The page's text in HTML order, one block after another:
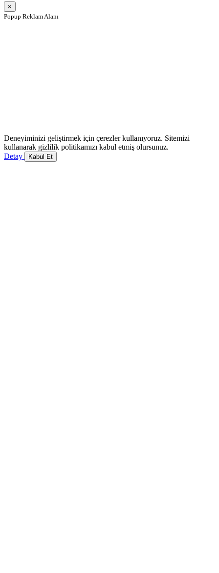
×
Popup Reklam Alanı
Deneyiminizi geliştirmek için çerezler kullanıyoruz. Sitemizi
kullanarak gizlilik politikamızı kabul etmiş olursunuz.
Detay
Kabul Et